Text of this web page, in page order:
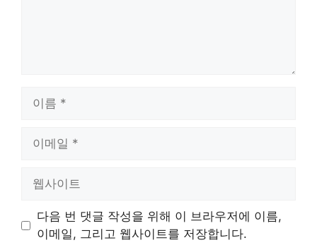
트
다음 번 댓글 작성을 위해 이 브라우저에 이름,
이메일, 그리고 웹사이트를 저장합니다.